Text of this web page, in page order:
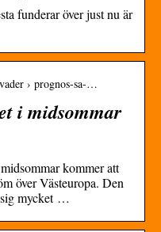
funderar över just nu är
› prognos-sa-…
i midsommar
kommer att
över Västeuropa. Den
mycket …